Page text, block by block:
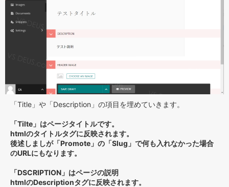
「Title」や「Description」の項目を埋めていきます。
「Tilte」はページタイトルです。
htmlのタイトルタグに反映されます。
後述しましが「Promote」の「Slug」で何も入れなかった場合
のURLにもなります。
「DSCRIPTION」はページの説明
htmlのDescriptionタグに反映されます。